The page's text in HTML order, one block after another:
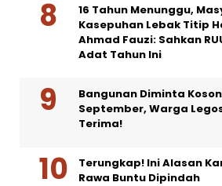
16 Tahun Menunggu,
Kasepuhan Lebak Titip
Ahmad Fauzi: Sahkan
Adat Tahun Ini
Bangunan Diminta
September, Warga
Terima!
Terungkap! Ini Alasan
Rawa Buntu Dipindah